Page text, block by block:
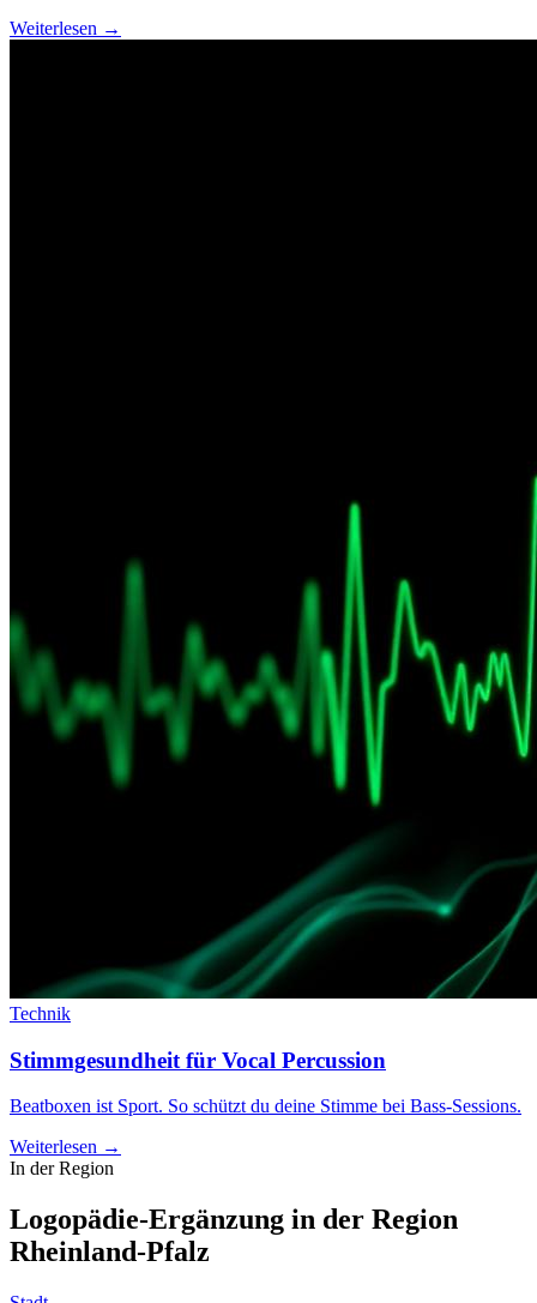
Weiterlesen →
Technik
Stimmgesundheit für Vocal Percussion
Beatboxen ist Sport. So schützt du deine Stimme bei Bass-Sessions.
Weiterlesen →
In der Region
Logopädie-Ergänzung in der Region
Rheinland-Pfalz